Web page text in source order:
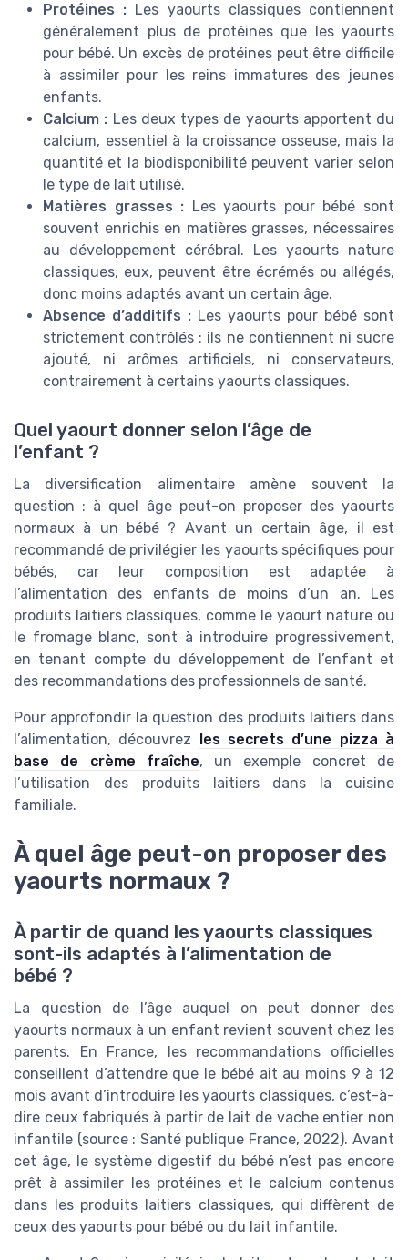
Protéines : Les yaourts classiques contiennent
généralement plus de protéines que les yaourts
pour bébé. Un excès de protéines peut être difficile
à assimiler pour les reins immatures des jeunes
enfants.
Calcium : Les deux types de yaourts apportent du
calcium, essentiel à la croissance osseuse, mais la
quantité et la biodisponibilité peuvent varier selon
le type de lait utilisé.
Matières grasses : Les yaourts pour bébé sont
souvent enrichis en matières grasses, nécessaires
au développement cérébral. Les yaourts nature
classiques, eux, peuvent être écrémés ou allégés,
donc moins adaptés avant un certain âge.
Absence d’additifs : Les yaourts pour bébé sont
strictement contrôlés : ils ne contiennent ni sucre
ajouté, ni arômes artificiels, ni conservateurs,
contrairement à certains yaourts classiques.
Quel yaourt donner selon l’âge de
l’enfant ?
La diversification alimentaire amène souvent la
question : à quel âge peut-on proposer des yaourts
normaux à un bébé ? Avant un certain âge, il est
recommandé de privilégier les yaourts spécifiques pour
bébés, car leur composition est adaptée à
l’alimentation des enfants de moins d’un an. Les
produits laitiers classiques, comme le yaourt nature ou
le fromage blanc, sont à introduire progressivement,
en tenant compte du développement de l’enfant et
des recommandations des professionnels de santé.
Pour approfondir la question des produits laitiers dans
l’alimentation, découvrez les secrets d’une pizza à
base de crème fraîche, un exemple concret de
l’utilisation des produits laitiers dans la cuisine
familiale.
À quel âge peut-on proposer des
yaourts normaux ?
À partir de quand les yaourts classiques
sont-ils adaptés à l’alimentation de
bébé ?
La question de l’âge auquel on peut donner des
yaourts normaux à un enfant revient souvent chez les
parents. En France, les recommandations officielles
conseillent d’attendre que le bébé ait au moins 9 à 12
mois avant d’introduire les yaourts classiques, c’est-à-
dire ceux fabriqués à partir de lait de vache entier non
infantile (source : Santé publique France, 2022). Avant
cet âge, le système digestif du bébé n’est pas encore
prêt à assimiler les protéines et le calcium contenus
dans les produits laitiers classiques, qui diffèrent de
ceux des yaourts pour bébé ou du lait infantile.